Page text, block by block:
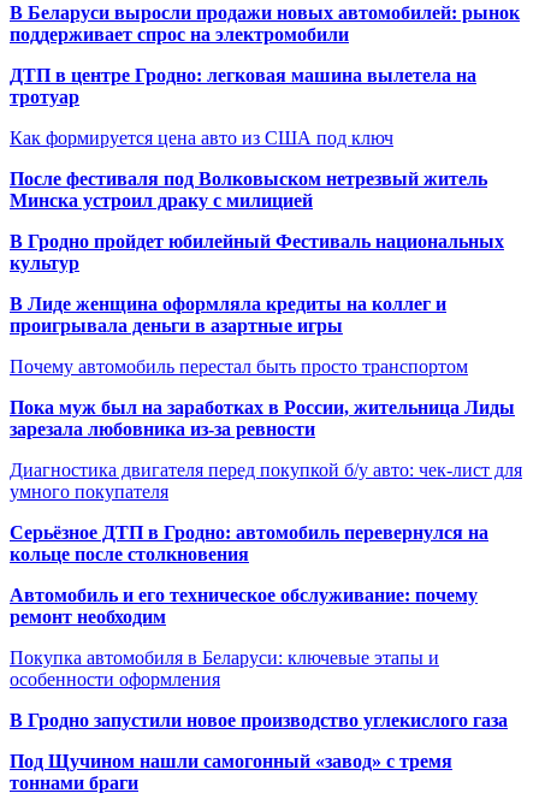
В Беларуси выросли продажи новых автомобилей: рынок
поддерживает спрос на электромобили
ДТП в центре Гродно: легковая машина вылетела на
тротуар
Как формируется цена авто из США под ключ
После фестиваля под Волковыском нетрезвый житель
Минска устроил драку с милицией
В Гродно пройдет юбилейный Фестиваль национальных
культур
В Лиде женщина оформляла кредиты на коллег и
проигрывала деньги в азартные игры
Почему автомобиль перестал быть просто транспортом
Пока муж был на заработках в России, жительница Лиды
зарезала любовника из-за ревности
Диагностика двигателя перед покупкой б/у авто: чек-лист для
умного покупателя
Серьёзное ДТП в Гродно: автомобиль перевернулся на
кольце после столкновения
Автомобиль и его техническое обслуживание: почему
ремонт необходим
Покупка автомобиля в Беларуси: ключевые этапы и
особенности оформления
В Гродно запустили новое производство углекислого газа
Под Щучином нашли самогонный «завод» с тремя
тоннами браги